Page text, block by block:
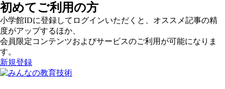
初めてご利用の方
小学館IDに登録してログインいただくと、オススメ記事の精
度がアップするほか、
会員限定コンテンツおよびサービスのご利用が可能になりま
す。
新規登録